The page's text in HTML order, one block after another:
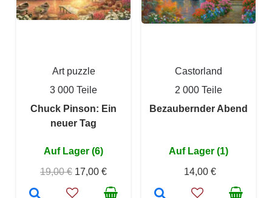
Art puzzle
3 000 Teile
Chuck Pinson: Ein
neuer Tag
Auf Lager (6)
19,00 € 17,00 €
Castorland
2 000 Teile
Bezaubernder Abend
Auf Lager (1)
14,00 €